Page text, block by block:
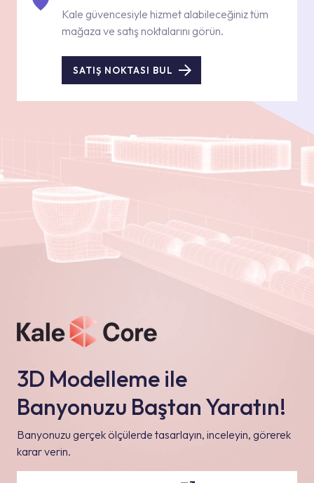
Kale güvencesiyle hizmet alabileceğiniz tüm
mağaza ve satış noktalarını görün.
SATIŞ NOKTASI BUL
3D Modelleme ile
Banyonuzu Baştan Yaratın!
Banyonuzu gerçek ölçülerde tasarlayın, inceleyin, görerek
karar verin.